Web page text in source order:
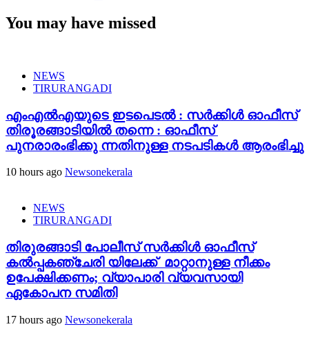
You may have missed
NEWS
TIRURANGADI
എംഎൽഎയുടെ ഇടപെടൽ : സര്‍ക്കിള്‍ ഓഫീസ്
തിരൂരങ്ങാടിയിൽ തന്നെ : ഓഫീസ്
പുനരാരംഭിക്കു ന്നതിനുള്ള നടപടികൾ ആരംഭിച്ചു
10 hours ago Newsonekerala
NEWS
TIRURANGADI
തിരുരങ്ങാടി പോലീസ് സർക്കിൾ ഓഫീസ്
കൽപ്പകഞ്ചേരി യിലേക്ക് മാറ്റാനുള്ള നീക്കം
ഉപേക്ഷിക്കണം; വ്യാപാരി വ്യവസായി
ഏകോപന സമിതി
17 hours ago Newsonekerala